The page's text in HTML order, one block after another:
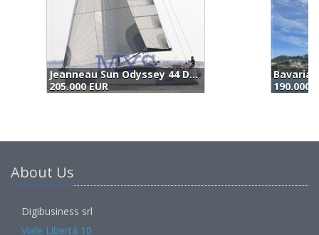
Bavaria 42 Vision (2014)
190.000 EUR
About Us
Digibusiness srl
Viale Libertà 10